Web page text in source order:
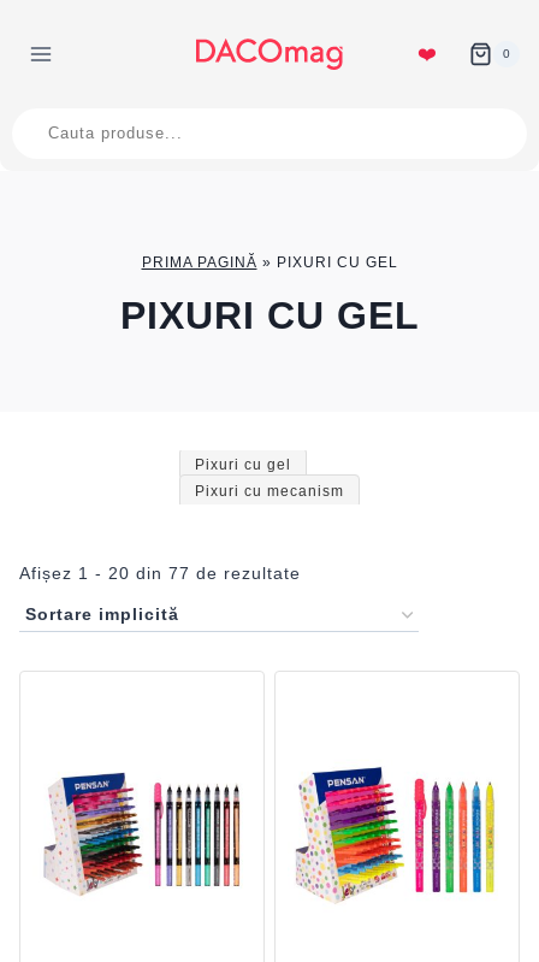
content
❤️ 0
search
PRIMA PAGINĂ » PIXURI CU GEL
PIXURI CU GEL
Afișez 1 - 20 din 77 de rezultate
Pixuri cu gel
Pixuri cu mecanism